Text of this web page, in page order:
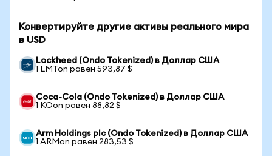
Конвертируйте другие активы реального мира
в USD
Lockheed (Ondo Tokenized) в Доллар США
1 LMTon равен 593,87 $
Coca-Cola (Ondo Tokenized) в Доллар США
1 KOon равен 88,82 $
Arm Holdings plc (Ondo Tokenized) в Доллар США
1 ARMon равен 283,53 $